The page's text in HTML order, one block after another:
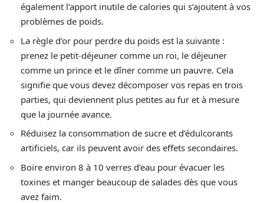
également l’apport inutile de calories qui s’ajoutent à vos
problèmes de poids.
La règle d’or pour perdre du poids est la suivante :
prenez le petit-déjeuner comme un roi, le déjeuner
comme un prince et le dîner comme un pauvre. Cela
signifie que vous devez décomposer vos repas en trois
parties, qui deviennent plus petites au fur et à mesure
que la journée avance.
Réduisez la consommation de sucre et d’édulcorants
artificiels, car ils peuvent avoir des effets secondaires.
Boire environ 8 à 10 verres d’eau pour évacuer les
toxines et manger beaucoup de salades dès que vous
avez faim.